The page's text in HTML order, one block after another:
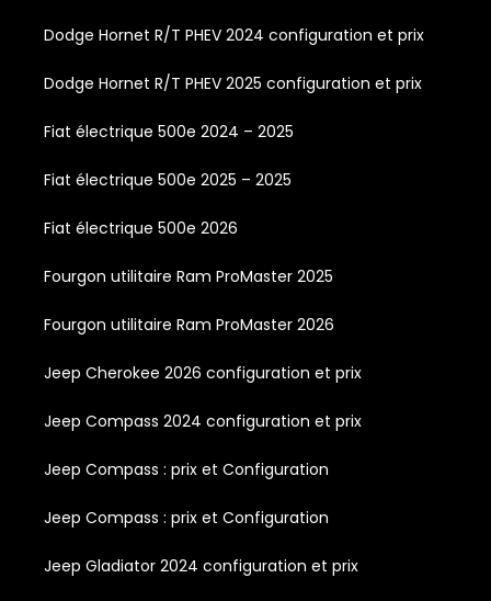
Dodge Hornet R/T PHEV 2024 configuration et prix
Dodge Hornet R/T PHEV 2025 configuration et prix
Fiat électrique 500e 2024 – 2025
Fiat électrique 500e 2025 – 2025
Fiat électrique 500e 2026
Fourgon utilitaire Ram ProMaster 2025
Fourgon utilitaire Ram ProMaster 2026
Jeep Cherokee 2026 configuration et prix
Jeep Compass 2024 configuration et prix
Jeep Compass : prix et Configuration
Jeep Compass : prix et Configuration
Jeep Gladiator 2024 configuration et prix